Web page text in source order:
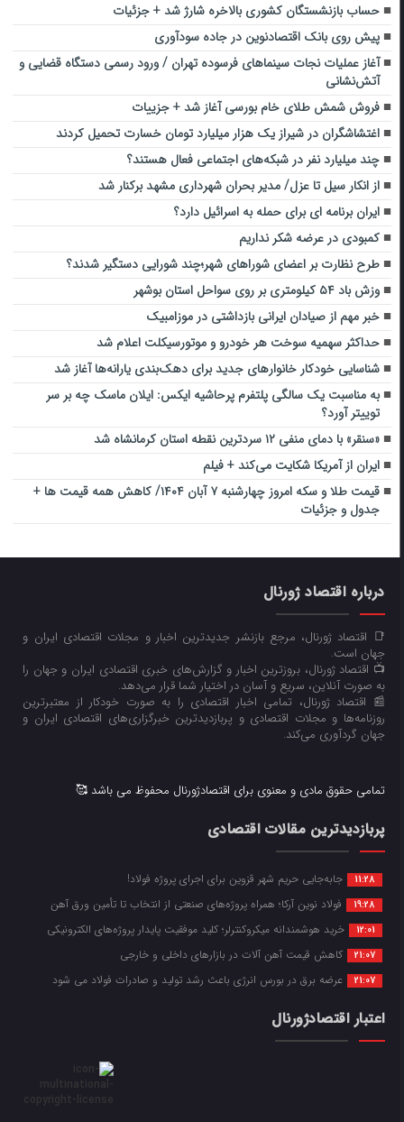
حساب بازنشستگان کشوری بالاخره شارژ شد + جزئیات
پیش روی بانک اقتصادنوین در جاده سودآوری
آغاز عملیات نجات سینماهای فرسوده تهران / ورود رسمی دستگاه قضایی و
آتش‌نشانی
فروش شمش طلای خام بورسی آغاز شد + جزییات
اغتشاشگران در شیراز یک هزار میلیارد تومان خسارت تحمیل کردند
چند میلیارد نفر در شبکه‌های اجتماعی فعال هستند؟
از انکار سیل تا عزل/ مدیر بحران شهرداری مشهد برکنار شد
ایران برنامه ای برای حمله به اسرائیل دارد؟
کمبودی در عرضه شکر نداریم
طرح نظارت بر اعضای شوراهای شهر؛چند شورایی دستگیر شدند؟
وزش باد ۵۴ کیلومتری بر روی سواحل استان بوشهر
خبر مهم از صیادان ایرانی بازداشتی در موزامبیک
حداکثر سهمیه سوخت هر خودرو و موتورسیکلت اعلام شد
شناسایی خودکار خانوارهای جدید برای دهک‌بندی یارانه‌ها آغاز شد
به مناسبت یک سالگی پلتفرم پرحاشیه ایکس: ایلان ماسک چه بر سر
توییتر آورد؟
«سنقر» با دمای منفی ۱۲ سردترین نقطه استان کرمانشاه شد
ایران از آمریکا شکایت می‌کند + فیلم
قیمت طلا و سکه امروز چهارشنبه ۷ آبان ۱۴۰۴/ کاهش همه قیمت ها +
جدول و جزئیات
درباره اقتصاد ژورنال
📑 اقتصاد ژورنال، مرجع بازنشر جدیدترین اخبار و مجلات اقتصادی ایران و
جهان است.
📺 اقتصاد ژورنال، بروزترین اخبار و گزارش‌های خبری اقتصادی ایران و جهان را
به صورت آنلاین، سریع و آسان در اختیار شما قرار می‌‌دهد.
📰 اقتصاد ژورنال، تمامی اخبار اقتصادی را به صورت خودکار از معتبرترین
روزنامه‌ها و مجلات اقتصادی و پربازدیدترین خبرگزاری‌های اقتصادی ایران و
جهان گردآوری می‌کند.
تمامی حقوق مادی و معنوی برای اقتصادژورنال محفوظ می باشد 🥰
پربازدیدترین مقالات اقتصادی
11:28 جابه‌جایی حریم شهر قزوین برای اجرای پروژه فولاد!
19:28 فولاد نوین آرکا؛ همراه پروژه‌های صنعتی از انتخاب تا تأمین ورق آهن
12:01 خرید هوشمندانه میکروکنترلر؛ کلید موفقیت پایدار پروژه‌های الکترونیکی
21:07 کاهش قیمت آهن آلات در بازارهای داخلی و خارجی
21:07 عرضه برق در بورس انرژی باعث رشد تولید و صادرات فولاد می شود
اعتبار اقتصادژورنال